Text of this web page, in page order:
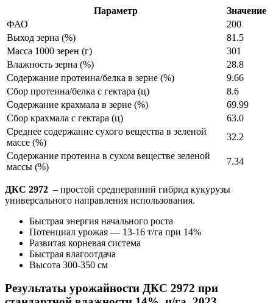
Параметр
Значение
ФАО
200
Выход зерна (%)
81.5
Масса 1000 зерен (г)
301
Влажность зерна (%)
28.8
Содержание протеина/белка в зерне (%)
9.66
Сбор протеина/белка с гектара (ц)
8.6
Содержание крахмала в зерне (%)
69.99
Сбор крахмала с гектара (ц)
63.0
Среднее содержание сухого вещества в зеленой
массе (%)
32.2
Содержание протеина в сухом веществе зеленой
массы (%)
7.34
ДКС 2972 – простой среднеранний гибрид кукурузы
универсального направления использования.
Быстрая энергия начального роста
Потенциал урожая — 13-16 т/га при 14%
Развитая корневая система
Быстрая влагоотдача
Высота 300-350 см
Результаты урожайности ДКС 2972 при